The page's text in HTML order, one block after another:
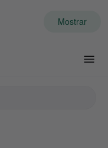
Mostrar